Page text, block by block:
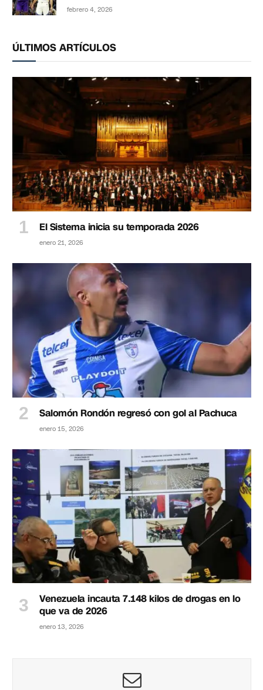
febrero 4, 2026
ÚLTIMOS ARTÍCULOS
El Sistema inicia su temporada 2026
enero 21, 2026
Salomón Rondón regresó con gol al Pachuca
enero 15, 2026
Venezuela incauta 7.148 kilos de drogas en lo
que va de 2026
enero 13, 2026